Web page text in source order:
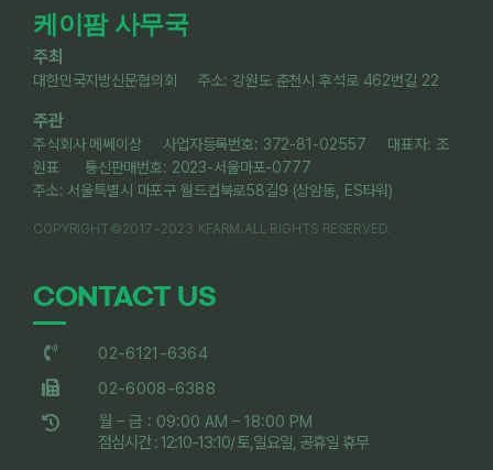
케이팜 사무국
주최
대한민국지방신문협의회 주소: 강원도 춘천시 후석로 462번길 22
주관
주식회사 메쎄이상 사업자등록번호: 372-81-02557 대표자: 조
원표 통신판매번호: 2023-서울마포-0777
주소: 서울특별시 마포구 월드컵북로58길9 (상암동, ES타워)
COPYRIGHT©2017-2023 KFARM.ALL RIGHTS RESERVED.
CONTACT US
02-6121-6364
02-6008-6388
월 – 금 : 09:00 AM – 18:00 PM
점심시간 : 12:10-13:10/ 토,일요일, 공휴일 휴무